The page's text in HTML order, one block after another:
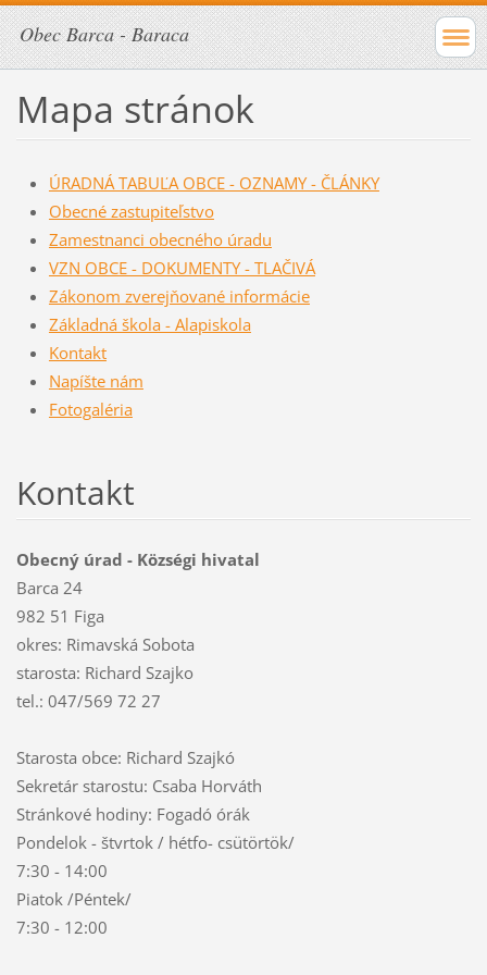
Obec Barca - Baraca
Mapa stránok
ÚRADNÁ TABUĽA OBCE - OZNAMY - ČLÁNKY
Obecné zastupiteľstvo
Zamestnanci obecného úradu
VZN OBCE - DOKUMENTY - TLAČIVÁ
Zákonom zverejňované informácie
Základná škola - Alapiskola
Kontakt
Napíšte nám
Fotogaléria
Kontakt
Obecný úrad - Községi hivatal
Barca 24
982 51 Figa
okres: Rimavská Sobota
starosta: Richard Szajko
tel.: 047/569 72 27
Starosta obce: Richard Szajkó
Sekretár starostu: Csaba Horváth
Stránkové hodiny: Fogadó órák
Pondelok - štvrtok / hétfo- csütörtök/
7:30 - 14:00
Piatok /Péntek/
7:30 - 12:00